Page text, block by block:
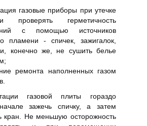
газовые приборы при утечке
проверять герметичность
с помощью источников
пламени - спичек, зажигалок,
конечно же, не сушить белье
ремонта наполненных газом
газовой плиты гораздо
зажечь спичку, а затем
кран. Не меньшую осторожность